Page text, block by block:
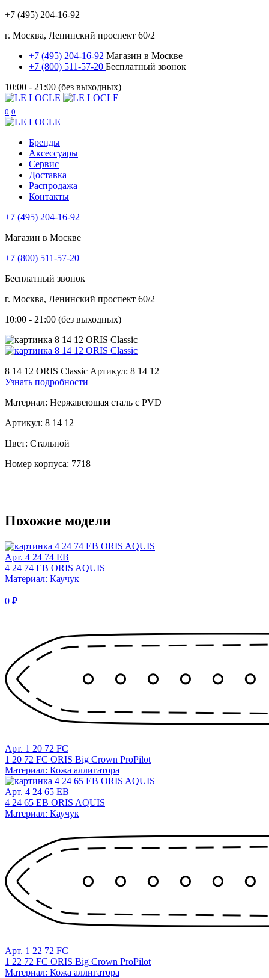
+7 (495) 204-16-92
г. Москва, Ленинский проспект 60/2
+7 (495) 204-16-92 Магазин в Москве
+7 (800) 511-57-20 Бесплатный звонок
10:00 - 21:00 (без выходных)
0 0
Бренды
Аксессуары
Сервис
Доставка
Распродажа
Контакты
+7 (495) 204-16-92
Магазин в Москве
+7 (800) 511-57-20
Бесплатный звонок
г. Москва, Ленинский проспект 60/2
10:00 - 21:00 (без выходных)
8 14 12 ORIS Classic Артикул: 8 14 12
Узнать подробности
Материал: Нержавеющая сталь с PVD
Артикул: 8 14 12
Цвет: Стальной
Номер корпуса: 7718
Похожие модели
Арт. 4 24 74 EB
4 24 74 EB ORIS AQUIS
Материал: Каучук
0 ₽
Арт. 1 20 72 FC
1 20 72 FC ORIS Big Crown ProPilot
Материал: Кожа аллигатора
Арт. 4 24 65 EB
4 24 65 EB ORIS AQUIS
Материал: Каучук
Арт. 1 22 72 FC
1 22 72 FC ORIS Big Crown ProPilot
Материал: Кожа аллигатора